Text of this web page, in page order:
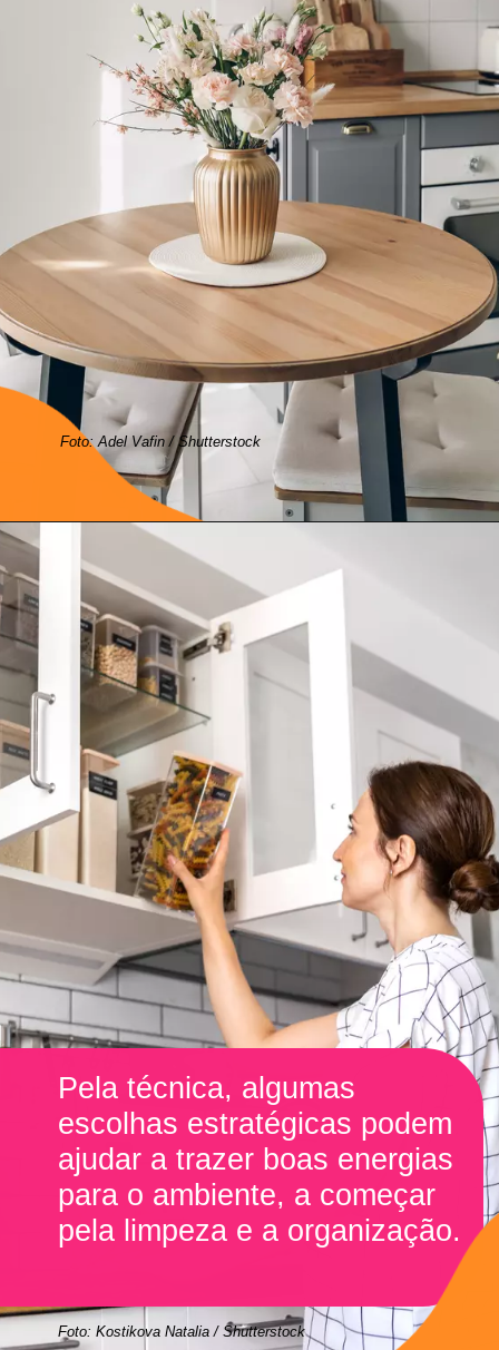
Foto: Adel Vafin / Shutterstock
Pela técnica, algumas
escolhas estratégicas podem
ajudar a trazer boas energias
para o ambiente, a começar
pela limpeza e a organização.
Foto: Kostikova Natalia / Shutterstock